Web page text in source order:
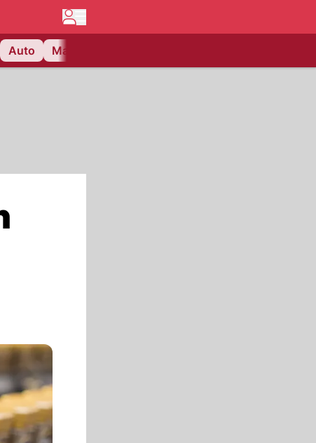
Auto Matchcenter